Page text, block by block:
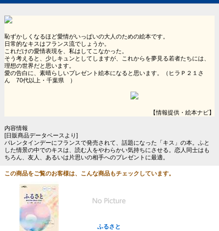
恥ずかしくなるほど愛情がいっぱいの大人のための絵本です。
日常的なキスはフランス流でしょうか。
これだけの愛情表現を、私はしてこなかった。
そう考えると、少しキュンとしてしますが、これからを夢見る若者たちには、
理想の世界だと思います。
愛の告白に、素晴らしいプレゼント絵本になると思います。（ヒラＰ２１さ
ん 70代以上・千葉県 ）
【情報提供・絵本ナビ】
内容情報
[日販商品データベースより]
バレンタインデーにフランスで発売されて、話題になった「キス」の本。ふと
した情景の中でのキスは、読む人をやわらかい気持ちにさせる。恋人同士はも
ちろん、友人、あるいは片思いの相手へのプレゼントに最適。
この商品をご覧のお客様は、こんな商品もチェックしています。
ふるさと